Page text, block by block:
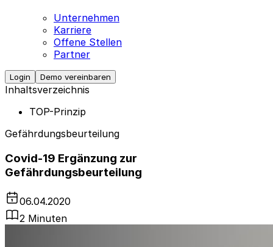
Unternehmen
Karriere
Offene Stellen
Partner
Login Demo vereinbaren
Inhaltsverzeichnis
TOP-Prinzip
Gefährdungsbeurteilung
Covid-19 Ergänzung zur
Gefährdungsbeurteilung
06.04.2020
2 Minuten